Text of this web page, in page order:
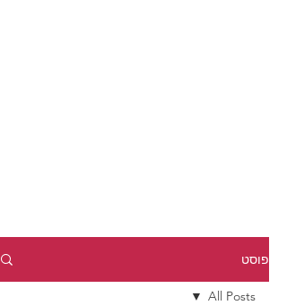
פוסט
All Posts